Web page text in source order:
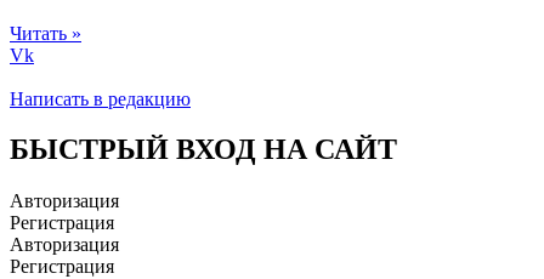
Читать »
Vk
Написать в редакцию
БЫСТРЫЙ ВХОД НА САЙТ
Авторизация
Регистрация
Авторизация
Регистрация